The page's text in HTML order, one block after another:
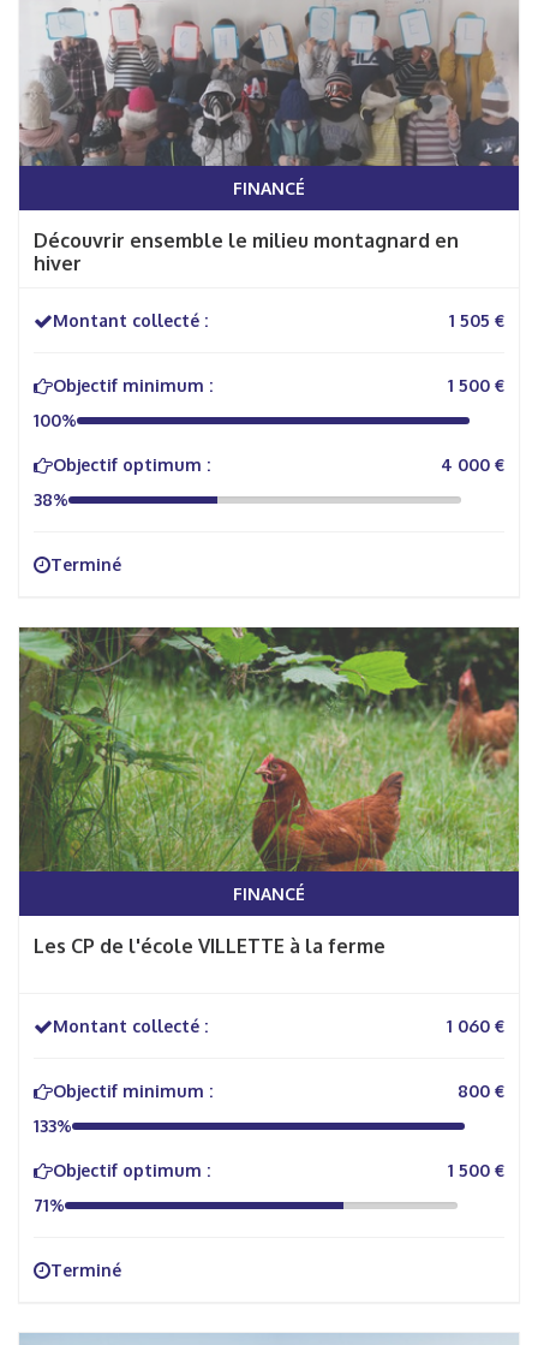
FINANCÉ
Découvrir ensemble le milieu montagnard en
hiver
Montant collecté : 1 505 €
Objectif minimum :
1 500 €
100%
Objectif optimum :
4 000 €
38%
Terminé
FINANCÉ
Les CP de l'école VILLETTE à la ferme
Montant collecté : 1 060 €
Objectif minimum :
800 €
133%
Objectif optimum :
1 500 €
71%
Terminé